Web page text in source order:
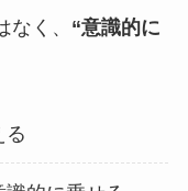
く、 “意識的に
る